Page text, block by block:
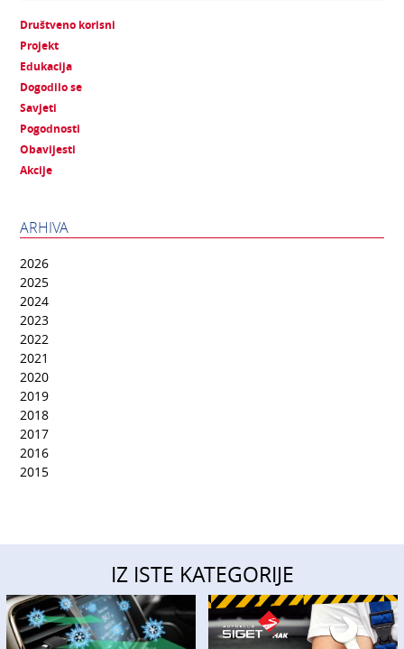
Društveno korisni
Projekt
Edukacija
Dogodilo se
Savjeti
Pogodnosti
Obavijesti
Akcije
ARHIVA
2026
2025
2024
2023
2022
2021
2020
2019
2018
2017
2016
2015
IZ ISTE KATEGORIJE